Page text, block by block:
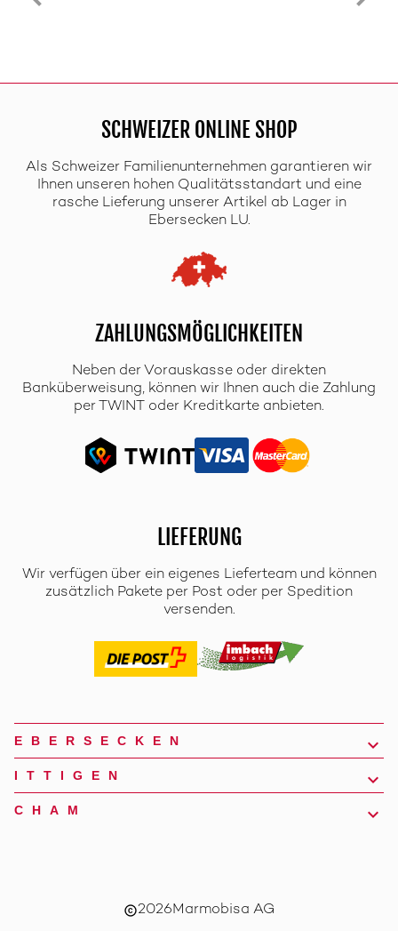
SCHWEIZER ONLINE SHOP
Als Schweizer Familienunternehmen garantieren wir
Ihnen unseren hohen Qualitätsstandart und eine
rasche Lieferung unserer Artikel ab Lager in
Ebersecken LU.
ZAHLUNGSMÖGLICHKEITEN
Neben der Vorauskasse oder direkten
Banküberweisung, können wir Ihnen auch die Zahlung
per TWINT oder Kreditkarte anbieten.
LIEFERUNG
Wir verfügen über ein eigenes Lieferteam und können
zusätzlich Pakete per Post oder per Spedition
versenden.
EBERSECKEN
ITTIGEN
CHAM
copyright2026Marmobisa AG